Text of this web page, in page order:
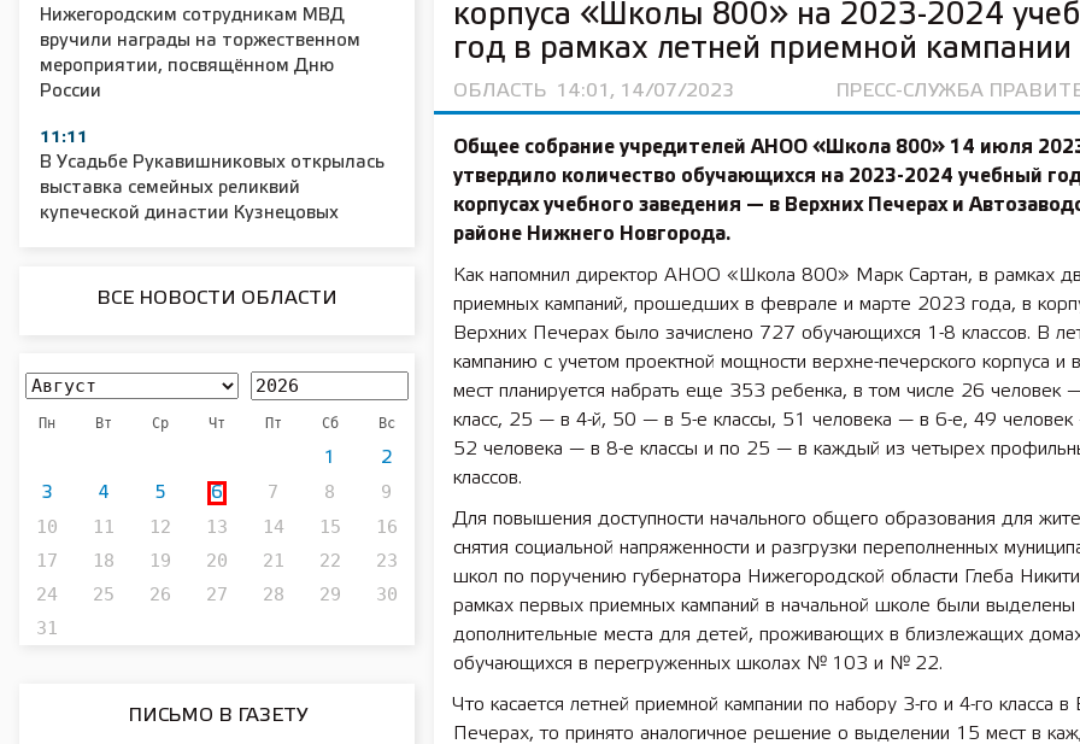
Нижегородским сотрудникам МВД
вручили награды на торжественном
мероприятии, посвящённом Дню
России
11:11
В Усадьбе Рукавишниковых открылась
выставка семейных реликвий
купеческой династии Кузнецовых
ВСЕ НОВОСТИ ОБЛАСТИ
Пн Вт Ср Чт Пт Сб Вс
1 2
3 4 5 6 7 8
9
10
11 12 13 14 15
16
17
18 19 20 21 22
23
24
25 26 27 28 29
30
31
ПИСЬМО В ГАЗЕТУ
корпуса «Школы 800» на 2023-2024
год в рамках летней приемной кампании
ОБЛАСТЬ 14:01, 14/07/2023 ПРЕСС-СЛУЖБА
Общее собрание учредителей АНОО «Школа 800» 14 июля
утвердило количество обучающихся на 2023-2024 учебный
корпусах учебного заведения — в Верхних Печерах и
районе Нижнего Новгорода.
Как напомнил директор АНОО «Школа 800» Марк Сартан, в рамках
приемных кампаний, прошедших в феврале и марте 2023 года, в
Верхних Печерах было зачислено 727 обучающихся 1-8 классов. В
кампанию с учетом проектной мощности верхне-печерского корпуса и
мест планируется набрать еще 353 ребенка, в том числе 26 человек
класс, 25 — в 4-й, 50 — в 5-е классы, 51 человека — в 6-е, 49
52 человека — в 8-е классы и по 25 — в каждый из четырех
классов.
Для повышения доступности начального общего образования для
снятия социальной напряженности и разгрузки переполненных
школ по поручению губернатора Нижегородской области Глеба
рамках первых приемных кампаний в начальной школе были выделены
дополнительные места для детей, проживающих в близлежащих
обучающихся в перегруженных школах № 103 и № 22.
Что касается летней приемной кампании по набору 3-го и 4-го класса в
Печерах, то принято аналогичное решение о выделении 15 мест в